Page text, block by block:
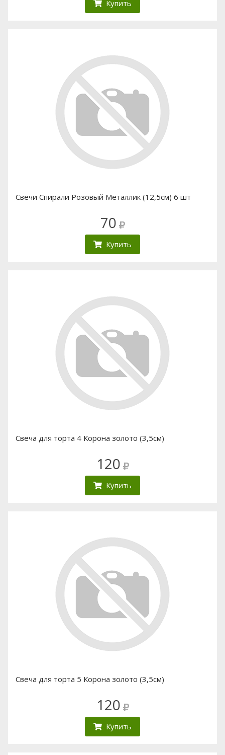
Купить
Свечи Спирали Розовый Металлик (12,5см) 6 шт
70
Купить
Свеча для торта 4 Корона золото (3,5см)
120
Купить
Свеча для торта 5 Корона золото (3,5см)
120
Купить